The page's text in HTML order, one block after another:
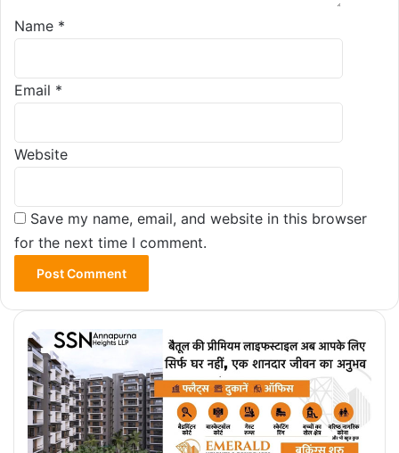
Name *
Email *
Website
Save my name, email, and website in this browser
for the next time I comment.